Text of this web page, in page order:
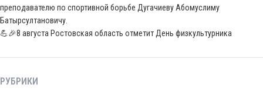
преподавателю по спортивной борьбе Дугачиеву Абомуслиму
Батырсултановичу.
💪🎉8 августа Ростовская область отметит День физкультурника
РУБРИКИ